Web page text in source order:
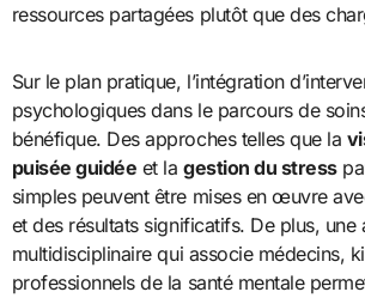
ressources partagées plutôt que des
Sur le plan pratique, l’intégration
psychologiques dans le parcours de
bénéfique. Des approches telles que la
puisée guidée et la gestion du stress
simples peuvent être mises en œuvre
et des résultats significatifs. De plus, une
multidisciplinaire qui associe médecins,
professionnels de la santé mentale